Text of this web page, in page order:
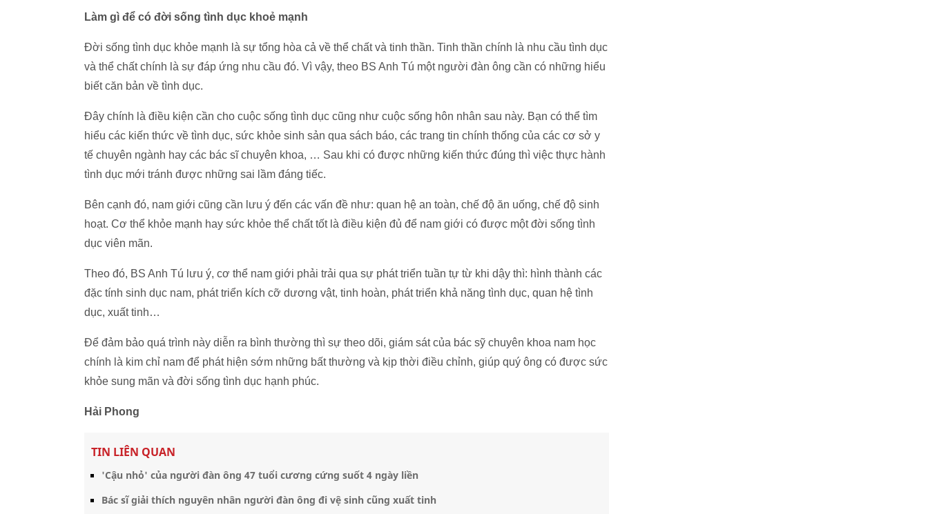
Làm gì để có đời sống tình dục khoẻ mạnh
Đời sống tình dục khỏe mạnh là sự tổng hòa cả về thể chất và tinh thần. Tinh thần chính là nhu cầu tình dục
và thể chất chính là sự đáp ứng nhu cầu đó. Vì vậy, theo BS Anh Tú một người đàn ông cần có những hiểu
biết căn bản về tình dục.
Đây chính là điều kiện cần cho cuộc sống tình dục cũng như cuộc sống hôn nhân sau này. Bạn có thể tìm
hiểu các kiến thức về tình dục, sức khỏe sinh sản qua sách báo, các trang tin chính thống của các cơ sở y
tế chuyên ngành hay các bác sĩ chuyên khoa, … Sau khi có được những kiến thức đúng thì việc thực hành
tình dục mới tránh được những sai lầm đáng tiếc.
Bên cạnh đó, nam giới cũng cần lưu ý đến các vấn đề như: quan hệ an toàn, chế độ ăn uống, chế độ sinh
hoạt. Cơ thể khỏe mạnh hay sức khỏe thể chất tốt là điều kiện đủ để nam giới có được một đời sống tình
dục viên mãn.
Theo đó, BS Anh Tú lưu ý, cơ thể nam giới phải trải qua sự phát triển tuần tự từ khi dậy thì: hình thành các
đặc tính sinh dục nam, phát triển kích cỡ dương vật, tinh hoàn, phát triển khả năng tình dục, quan hệ tình
dục, xuất tinh…
Để đảm bảo quá trình này diễn ra bình thường thì sự theo dõi, giám sát của bác sỹ chuyên khoa nam học
chính là kim chỉ nam để phát hiện sớm những bất thường và kịp thời điều chỉnh, giúp quý ông có được sức
khỏe sung mãn và đời sống tình dục hạnh phúc.
Hải Phong
TIN LIÊN QUAN
'Cậu nhỏ' của người đàn ông 47 tuổi cương cứng suốt 4 ngày liền
Bác sĩ giải thích nguyên nhân người đàn ông đi vệ sinh cũng xuất tinh